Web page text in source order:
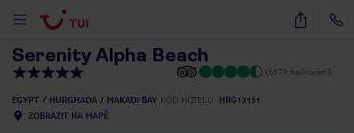
42
Serenity Alpha Beach
(6579 hodnocení)
EGYPT HURGHADA MAKADI BAY KÓD HOTELU
HRG13151
ZOBRAZIT NA MAPĚ